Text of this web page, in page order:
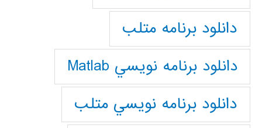
دانلود برنامه متلب
دانلود برنامه نويسي Matlab
دانلود برنامه نويسي متلب